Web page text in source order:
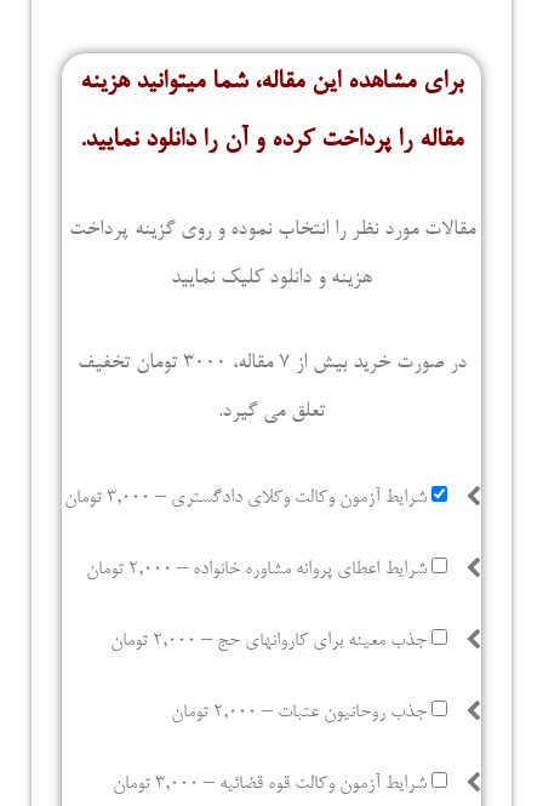
برای مشاهده این مقاله، شما میتوانید هزینه
مقاله را پرداخت کرده و آن را دانلود نمایید.
مقالات مورد نظر را انتخاب نموده و روی گزینه پرداخت
هزینه و دانلود کلیک نمایید
در صورت خرید بیش از 7 مقاله، 3000 تومان تخفیف
تعلق می گیرد.
شرایط آزمون وکالت وکلای دادگستری – 3,000 تومان
شرایط اعطای پروانه مشاوره خانواده – 2,000 تومان
جذب معینه برای کاروانهای حج – 2,000 تومان
جذب روحانیون عتبات – 2,000 تومان
شرایط آزمون وکالت قوه قضائیه – 3,000 تومان